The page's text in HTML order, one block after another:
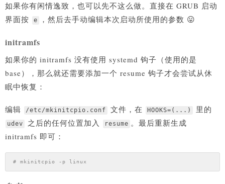
如果你有闲情逸致，也可以先不这么做。直接在 GRUB 启动
界面按
e ，然后去手动编辑本次启动所使用的参数 😛
initramfs
如果你的 initramfs 没有使用 systemd 钩子（使用的是
base），那么就还需要添加一个 resume 钩子才会尝试从休
眠中恢复：
编辑 /etc/mkinitcpio.conf 文件，在 HOOKS=(...) 里的
udev 之后的任何位置加入 resume 。最后重新生成
initramfs 即可：
# mkinitcpio -p linux